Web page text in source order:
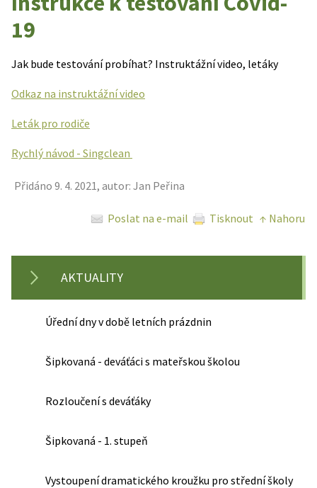
19
Jak bude testování probíhat? Instruktážní video, letáky
Odkaz na instruktážní video
Leták pro rodiče
Rychlý návod - Singclean
Přidáno 9. 4. 2021, autor: Jan Peřina
Poslat na e-mail Tisknout ↑ Nahoru
AKTUALITY
Úřední dny v době letních prázdnin
Šipkovaná - deváťáci s mateřskou školou
Rozloučení s deváťáky
Šipkovaná - 1. stupeň
Vystoupení dramatického kroužku pro střední školy